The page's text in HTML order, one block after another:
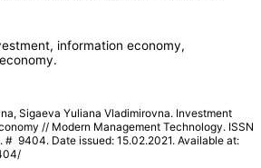
information economy,
Sigaeva Yuliana Vladimirovna. Investment
// Modern Management Technology. ISSN
# 9404. Date issued: 15.02.2021. Available at: